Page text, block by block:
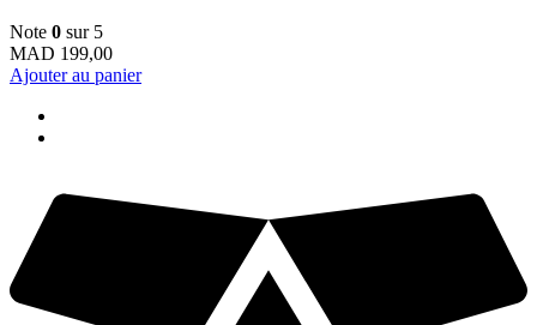
Note 0 sur 5
MAD 199,00
Ajouter au panier